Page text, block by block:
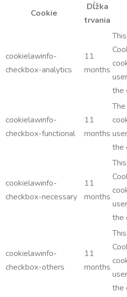
Cookie
Dĺžka
trvania
cookielawinfo-
checkbox-analytics
11
months
the
cookielawinfo-
checkbox-functional
11
months
the
cookielawinfo-
checkbox-necessary
11
months
the
cookielawinfo-
checkbox-others
11
months
the